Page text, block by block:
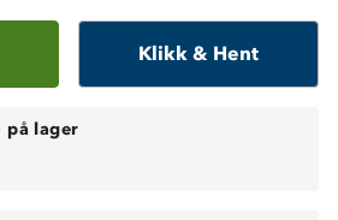
Klikk & Hent
på lager